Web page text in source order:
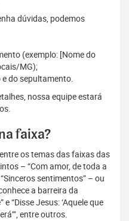
dúvidas, podemos
(exemplo: [Nome do
MG);
do sepultamento.
nossa equipe estará
faixa?
os temas das faixas das
– “Com amor, de toda a
sentimentos” – ou
a barreira da
“Disse Jesus: ‘Aquele que
entre outros.